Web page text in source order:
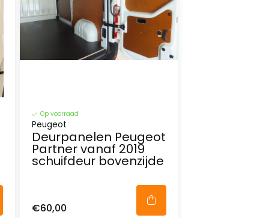
Op voorraad
Peugeot
Deurpanelen Peugeot
Partner vanaf 2019
schuifdeur bovenzijde
€60,00